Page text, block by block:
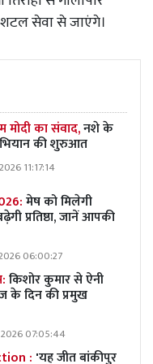
सेवा से जाएंगे।
का संवाद,नशे के
की शुरुआत
11:17:14
मेष को मिलेगी
प्रतिष्ठा, जानें आपकी
06:00:27
किशोर कुमार से ऐनी
के दिन की प्रमुख
07:05:44
: 'यह जीत बांकीपुर